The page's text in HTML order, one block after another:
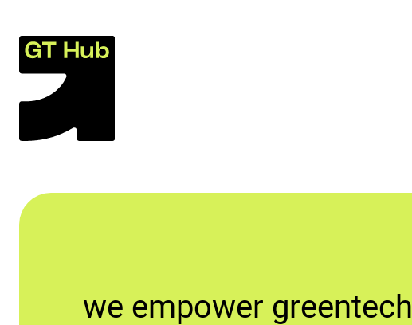
we empower greentech